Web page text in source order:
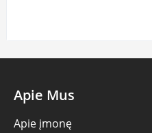
Apie Mus
Apie įmonę